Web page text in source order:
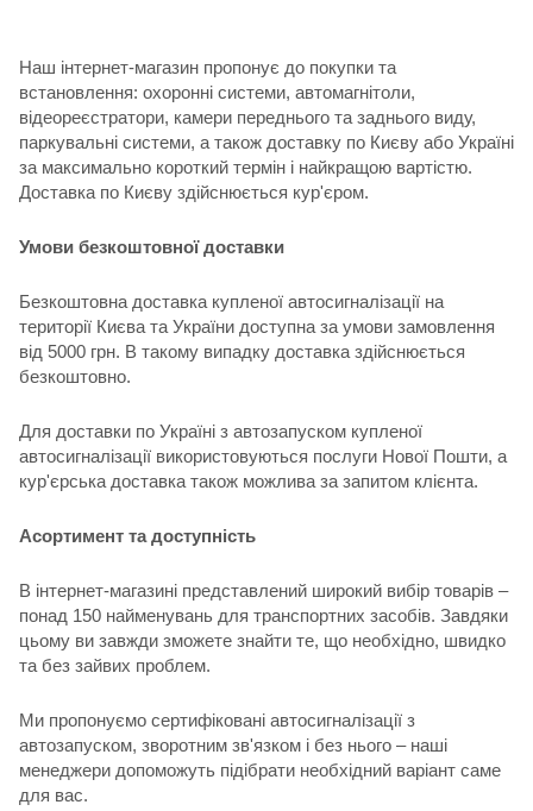
Наш інтернет-магазин пропонує до покупки та
встановлення: охоронні системи, автомагнітоли,
відеореєстратори, камери переднього та заднього виду,
паркувальні системи, а також доставку по Києву або Україні
за максимально короткий термін і найкращою вартістю.
Доставка по Києву здійснюється кур'єром.
Умови безкоштовної доставки
Безкоштовна доставка купленої автосигналізації на
території Києва та України доступна за умови замовлення
від 5000 грн. В такому випадку доставка здійснюється
безкоштовно.
Для доставки по Україні з автозапуском купленої
автосигналізації використовуються послуги Нової Пошти, а
кур'єрська доставка також можлива за запитом клієнта.
Асортимент та доступність
В інтернет-магазині представлений широкий вибір товарів –
понад 150 найменувань для транспортних засобів. Завдяки
цьому ви завжди зможете знайти те, що необхідно, швидко
та без зайвих проблем.
Ми пропонуємо сертифіковані автосигналізації з
автозапуском, зворотним зв'язком і без нього – наші
менеджери допоможуть підібрати необхідний варіант саме
для вас.